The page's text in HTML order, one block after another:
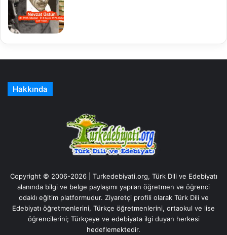
Hakkında
Copyright © 2006-2026 | Turkedebiyati.org, Türk Dili ve Edebiyatı
alanında bilgi ve belge paylaşımı yapılan öğretmen ve öğrenci
odaklı eğitim platformudur. Ziyaretçi profili olarak Türk Dili ve
Edebiyatı öğretmenlerini, Türkçe öğretmenlerini, ortaokul ve lise
öğrencilerini; Türkçeye ve edebiyata ilgi duyan herkesi
hedeflemektedir.